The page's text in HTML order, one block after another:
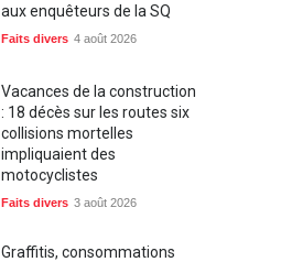
aux enquêteurs de la SQ
Faits divers 4 août 2026
Vacances de la construction
: 18 décès sur les routes six
collisions mortelles
impliquaient des
motocyclistes
Faits divers 3 août 2026
Graffitis, consommations